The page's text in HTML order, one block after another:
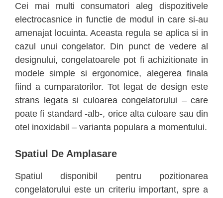
Cei mai multi consumatori aleg dispozitivele
electrocasnice in functie de modul in care si-au
amenajat locuinta. Aceasta regula se aplica si in
cazul unui congelator. Din punct de vedere al
designului, congelatoarele pot fi achizitionate in
modele simple si ergonomice, alegerea finala
fiind a cumparatorilor. Tot legat de design este
strans legata si culoarea congelatorului – care
poate fi standard -alb-, orice alta culoare sau din
otel inoxidabil – varianta populara a momentului.
Spatiul De Amplasare
Spatiul disponibil pentru pozitionarea
congelatorului este un criteriu important, spre a